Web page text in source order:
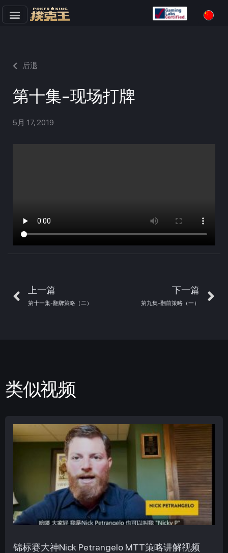
文
后退
第十集-现场打牌
5月 17, 2019
上一篇
第十一集-翻牌策略（二）
下一篇
第九集-翻前策略（一）
类似视频
锦标赛大神Nick Petrangelo MTT策略讲解视频